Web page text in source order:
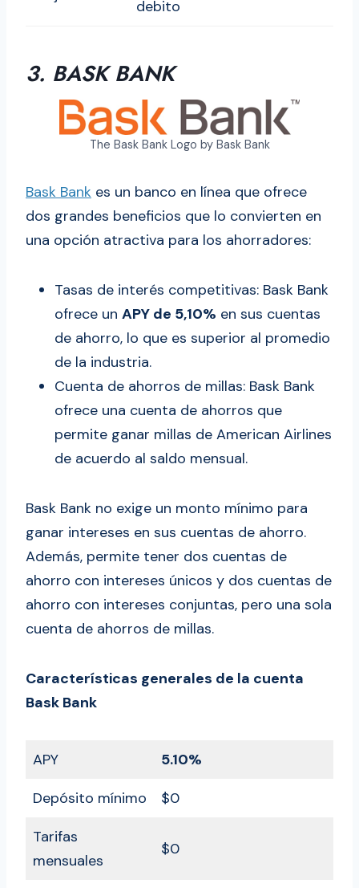
debito
3. BASK BANK
The Bask Bank Logo by Bask Bank
Bask Bank es un banco en línea que ofrece
dos grandes beneficios que lo convierten en
una opción atractiva para los ahorradores:
Tasas de interés competitivas: Bask Bank
ofrece un APY de 5,10% en sus cuentas
de ahorro, lo que es superior al promedio
de la industria.
Cuenta de ahorros de millas: Bask Bank
ofrece una cuenta de ahorros que
permite ganar millas de American Airlines
de acuerdo al saldo mensual.
Bask Bank no exige un monto mínimo para
ganar intereses en sus cuentas de ahorro.
Además, permite tener dos cuentas de
ahorro con intereses únicos y dos cuentas de
ahorro con intereses conjuntas, pero una sola
cuenta de ahorros de millas.
Características generales de la cuenta
Bask Bank
APY
5.10%
Depósito mínimo
$0
Tarifas
mensuales
$0